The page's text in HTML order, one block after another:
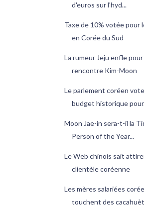
d'euros sur l'hyd...
Taxe de 10% votée pour
en Corée du Sud
La rumeur Jeju enfle pour
rencontre Kim-Moon
Le parlement coréen
budget historique
Moon Jae-in sera-t-il la
Person of the Year...
Le Web chinois sait
clientèle coréenne
Les mères salariées
touchent des